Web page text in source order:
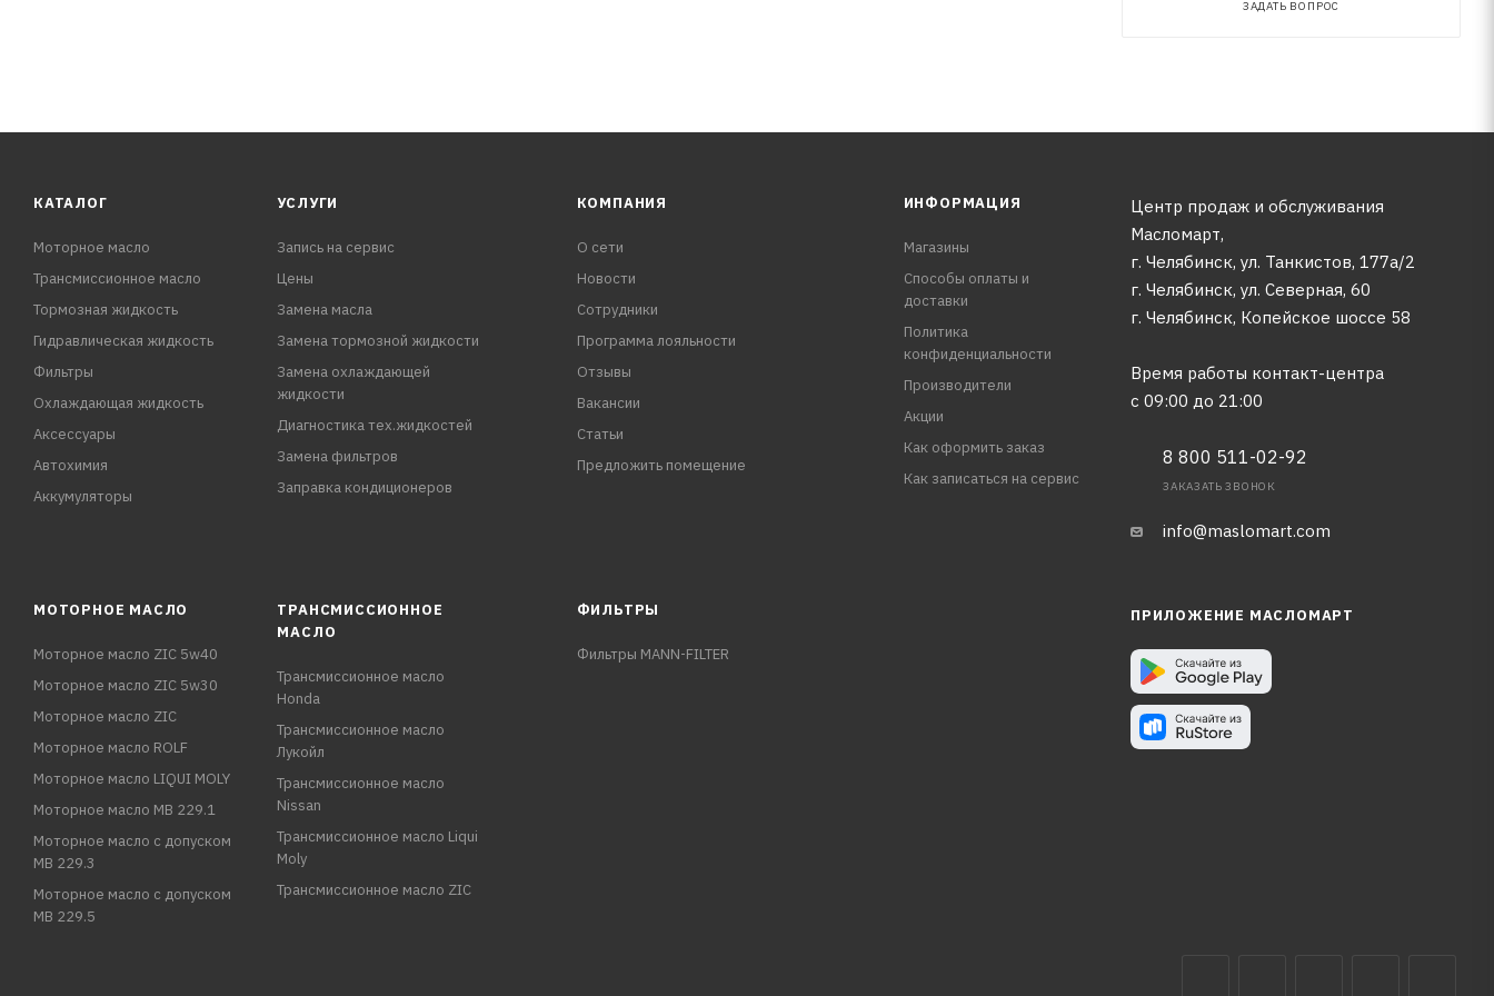
ЗАДАТЬ ВОПРОС
КАТАЛОГ
Моторное масло
Трансмиссионное масло
Тормозная жидкость
Гидравлическая жидкость
Фильтры
Охлаждающая жидкость
Аксессуары
Автохимия
Аккумуляторы
УСЛУГИ
Запись на сервис
Цены
Замена масла
Замена тормозной жидкости
Замена охлаждающей
жидкости
Диагностика тех.жидкостей
Замена фильтров
Заправка кондиционеров
КОМПАНИЯ
О сети
Новости
Сотрудники
Программа лояльности
Отзывы
Вакансии
Статьи
Предложить помещение
ИНФОРМАЦИЯ
Магазины
Способы оплаты и
доставки
Политика
конфиденциальности
Производители
Акции
Как оформить заказ
Как записаться на сервис
Центр продаж и обслуживания
Масломарт,
г. Челябинск, ул. Танкистов, 177а/2
г. Челябинск, ул. Северная, 60
г. Челябинск, Копейское шоссе 58
Время работы контакт-центра
с 09:00 до 21:00
8 800 511-02-92
ЗАКАЗАТЬ ЗВОНОК
info@maslomart.com
МОТОРНОЕ МАСЛО
Моторное масло ZIC 5w40
Моторное масло ZIC 5w30
Моторное масло ZIC
Моторное масло ROLF
Моторное масло LIQUI MOLY
Моторное масло MB 229.1
Моторное масло с допуском
MB 229.3
Моторное масло с допуском
MB 229.5
ТРАНСМИССИОННОЕ
МАСЛО
Трансмиссионное масло
Honda
Трансмиссионное масло
Лукойл
Трансмиссионное масло
Nissan
Трансмиссионное масло Liqui
Moly
Трансмиссионное масло ZIC
ФИЛЬТРЫ
Фильтры MANN-FILTER
ПРИЛОЖЕНИЕ МАСЛОМАРТ